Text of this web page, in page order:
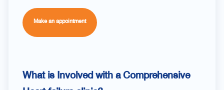
Make an appointment
What is Involved with a Comprehensive